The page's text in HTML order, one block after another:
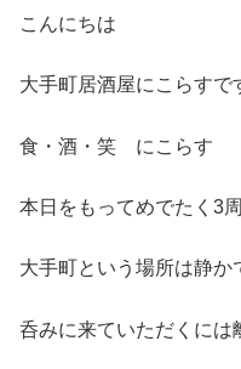
こんにちは
大手町居酒屋にこらすで
食・酒・笑 にこらす
本日をもってめでたく3
大手町という場所は静
呑みに来ていただくには